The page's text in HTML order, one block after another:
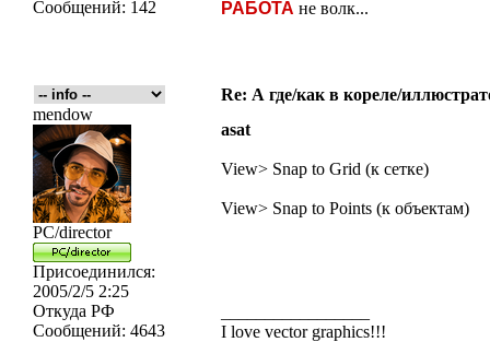
Сообщений: 142
РАБОТА не волк...
Re: А где/как в кореле/
mendow
PC/director
Присоединился:
2005/2/5 2:25
Откуда РФ
Сообщений: 4643
asat
View> Snap to Grid (к сетке)
View> Snap to Points (к объектам)
I love vector graphics!!!